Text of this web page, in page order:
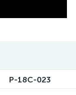
P-18C-023